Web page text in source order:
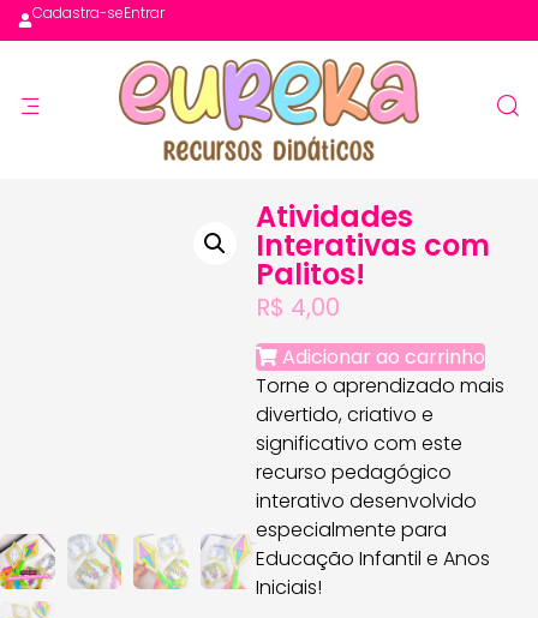
Cadastra-seEntrar
Atividades
Interativas com
Palitos!
R$ 4,00
Adicionar ao carrinho
Torne o aprendizado mais
divertido, criativo e
significativo com este
recurso pedagógico
interativo desenvolvido
especialmente para
Educação Infantil e Anos
Iniciais!